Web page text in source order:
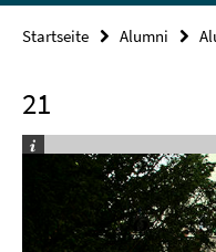
Startseite Alumni
21